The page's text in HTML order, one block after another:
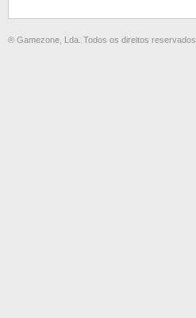
® Gamezone, Lda. Todos os direitos reservados